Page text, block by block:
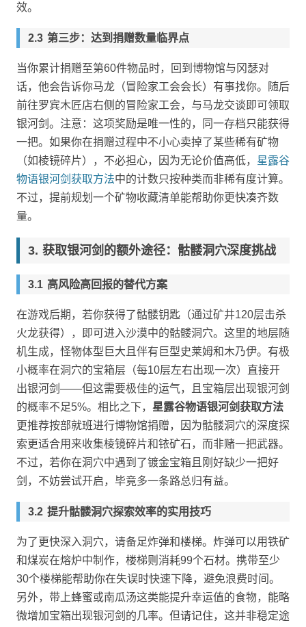
效。
第三步：达到捐赠数量临界点
当你累计捐赠至第60件物品时，回到博物馆与冈瑟对
话，他会告诉你马龙（冒险家工会会长）有事找你。随后
前往罗宾木匠店右侧的冒险家工会，与马龙交谈即可领取
银河剑。注意：这项奖励是唯一性的，同一存档只能获得
一把。如果你在捐赠过程中不小心卖掉了某些稀有矿物
（如棱镜碎片），不必担心，因为无论价值高低， 星露谷
物语银河剑获取方法中的计数只按种类而非稀有度计算。
不过，提前规划一个矿物收藏清单能帮助你更快凑齐数
量。
获取银河剑的额外途径：骷髅洞穴深度挑战
高风险高回报的替代方案
在游戏后期，若你获得了骷髅钥匙（通过矿井120层击杀
火龙获得），即可进入沙漠中的骷髅洞穴。这里的地层随
机生成，怪物体型巨大且伴有巨型史莱姆和木乃伊。有极
小概率在洞穴的宝箱层（每10层左右出现一次）直接开
出银河剑——但这需要极佳的运气，且宝箱层出现银河剑
的概率不足5%。相比之下， 星露谷物语银河剑获取方法
更推荐按部就班进行博物馆捐赠，因为骷髅洞穴的深度探
索更适合用来收集棱镜碎片和铱矿石，而非赌一把武器。
不过，若你在洞穴中遇到了镀金宝箱且刚好缺少一把好
剑，不妨尝试开启，毕竟多一条路总归有益。
提升骷髅洞穴探索效率的实用技巧
为了更快深入洞穴，请备足炸弹和楼梯。炸弹可以用铁矿
和煤炭在熔炉中制作，楼梯则消耗99个石材。携带至少
30个楼梯能帮助你在失误时快速下降，避免浪费时间。
另外，带上蜂蜜或南瓜汤这类能提升幸运值的食物，能略
微增加宝箱出现银河剑的几率。但请记住，这并非稳定途